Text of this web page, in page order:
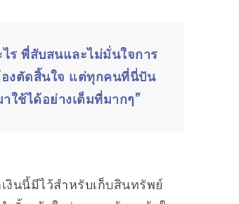
ไร พี่สับสนและไม่มั่นใจการ
งตัดสิ้นใจ แต่ทุกคนที่นี่ปัน
ช้ได้อย่างเต็มที่มากๆ”
งินนี้มีไว้สำหรับเก็บสินทรัพย์